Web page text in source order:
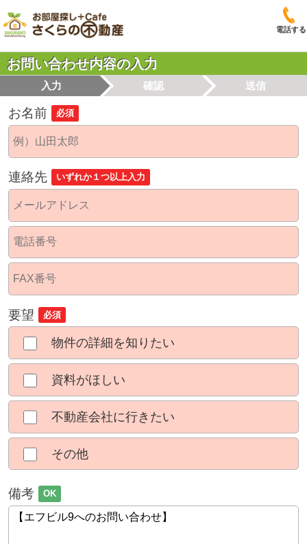
電話する
お問い合わせ内容の入力
入力 確認 送信
お名前 必須
連絡先 いずれか１つ以上入力
要望 必須
物件の詳細を知りたい
資料がほしい
不動産会社に行きたい
その他
備考 OK